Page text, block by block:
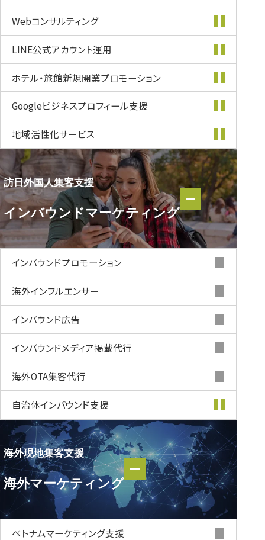
Webコンサルティング
LINE公式アカウント運用
ホテル・旅館新規開業プロモーション
Googleビジネスプロフィール支援
地域活性化サービス
訪日外国人集客支援
インバウンド
マーケティング
訪日外国人集客支援
インバウンドマーケティング
インバウンドプロモーション
海外インフルエンサー
インバウンド広告
インバウンドメディア掲載代行
海外OTA集客代行
自治体インバウンド支援
海外現地集客支援
海外マーケティング
海外現地集客支援
海外マーケティング
ベトナムマーケティング支援